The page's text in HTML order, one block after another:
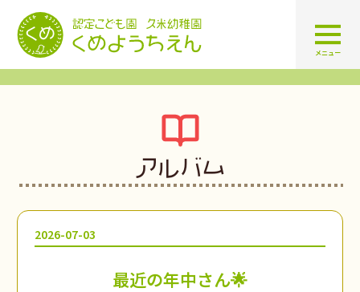
認定こども園 学校法人久米幼
メニュー
アルバム
2026-07-03
最近の年中さん🌟